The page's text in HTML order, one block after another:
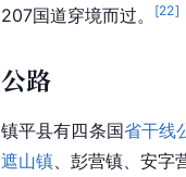
207国道穿境而过。 [22]
公路
镇平县有四条国省干线
遮山镇 、彭营镇、安